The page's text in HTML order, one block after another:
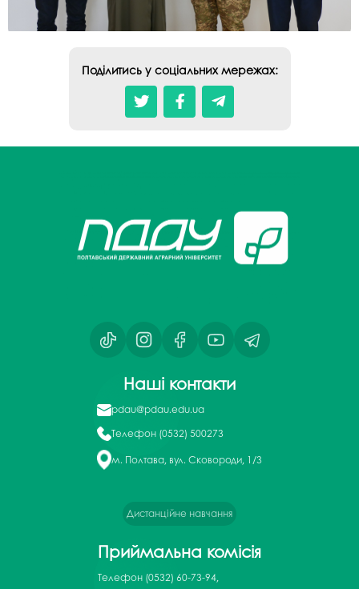
Поділитись у соціальних мережах:
Наші контакти
pdau@pdau.edu.ua
Телефон (0532) 500273
м. Полтава, вул. Сковороди, 1/3
Дистанційне навчання
Приймальна комісія
Телефон (0532) 60-73-94,